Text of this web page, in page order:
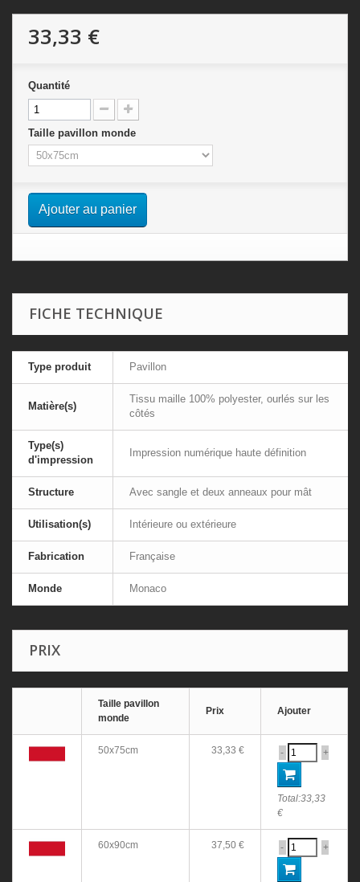
33,33 €
Quantité
Taille pavillon monde
Ajouter au panier
FICHE TECHNIQUE
Type produit Pavillon
Matière(s)
Tissu maille 100% polyester, ourlés sur les
côtés
Type(s)
d'impression
Impression numérique haute définition
Structure Avec sangle et deux anneaux pour mât
Utilisation(s) Intérieure ou extérieure
Fabrication Française
Monde Monaco
PRIX
Taille pavillon
monde
Prix Ajouter
50x75cm 33,33 € - +
Total:33,33
€
60x90cm 37,50 € - +